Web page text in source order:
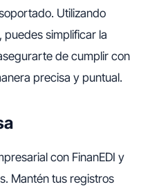
Utilizando
, puedes simplificar la
de cumplir con
precisa y puntual.
con FinanEDI y
Mantén tus registros